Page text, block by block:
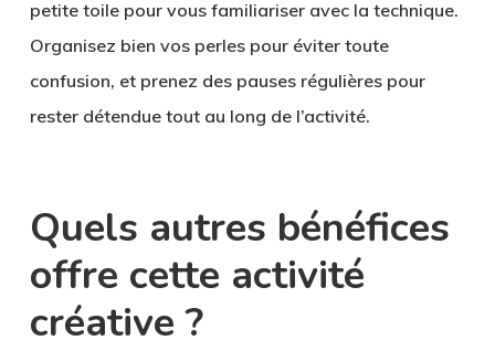
petite toile pour vous familiariser avec la technique.
Organisez bien vos perles pour éviter toute
confusion, et prenez des pauses régulières pour
rester détendue tout au long de l’activité.
Quels autres bénéfices
offre cette activité
créative ?